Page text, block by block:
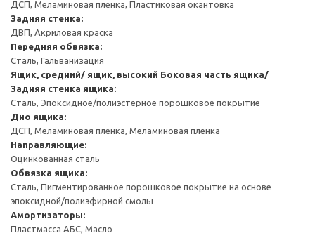
ДСП, Меламиновая пленка, Пластиковая окантовка
Задняя стенка:
ДВП, Акриловая краска
Передняя обвязка:
Сталь, Гальванизация
Ящик, средний/ ящик, высокий Боковая часть ящика/
Задняя стенка ящика:
Сталь, Эпоксидное/полиэстерное порошковое покрытие
Дно ящика:
ДСП, Меламиновая пленка, Меламиновая пленка
Направляющие:
Оцинкованная сталь
Обвязка ящика:
Сталь, Пигментированное порошковое покрытие на основе
эпоксидной/полиэфирной смолы
Амортизаторы:
Пластмасса АБС, Масло